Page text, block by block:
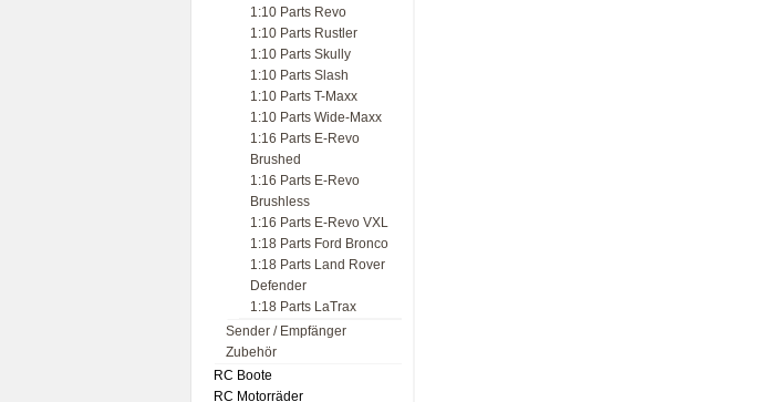
1:10 Parts Revo
1:10 Parts Rustler
1:10 Parts Skully
1:10 Parts Slash
1:10 Parts T-Maxx
1:10 Parts Wide-Maxx
1:16 Parts E-Revo
Brushed
1:16 Parts E-Revo
Brushless
1:16 Parts E-Revo VXL
1:18 Parts Ford Bronco
1:18 Parts Land Rover
Defender
1:18 Parts LaTrax
Sender / Empfänger
Zubehör
RC Boote
RC Motorräder